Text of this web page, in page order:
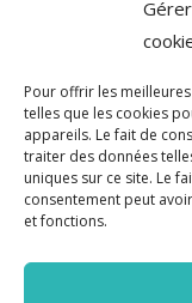
Pour offrir les
telles que les cookies
appareils. Le fait de
traiter des données
uniques sur ce site. Le
consentement peut
et fonctions.
LIENS RAPIDES
Appartement
Villas